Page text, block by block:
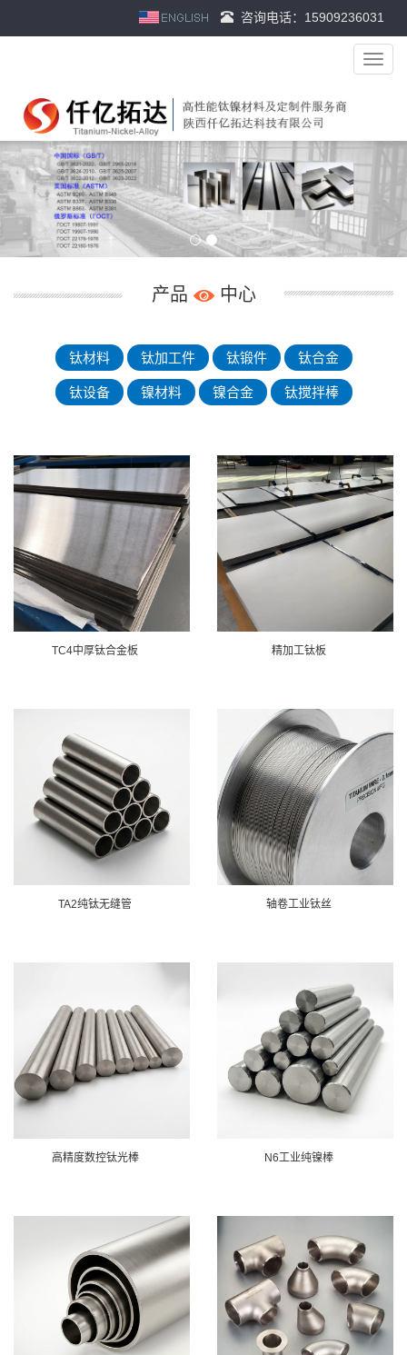
咨询电话：15909236031
导
航
产品 中心
钛材料 钛加工件 钛锻件 钛合金
钛设备 镍材料 镍合金 钛搅拌棒
TC4中厚钛合金板 精加工钛板
TA2纯钛无缝管 轴卷工业钛丝
高精度数控钛光棒 N6工业纯镍棒